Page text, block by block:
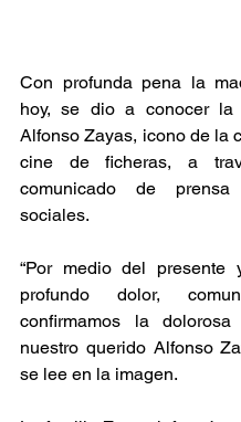
Con profunda pena la
hoy, se dio a conocer la
Alfonso Zayas, icono de la
cine de ficheras, a
comunicado de
sociales.
“Por medio del presente
profundo dolor,
confirmamos la
nuestro querido Alfonso
se lee en la imagen.